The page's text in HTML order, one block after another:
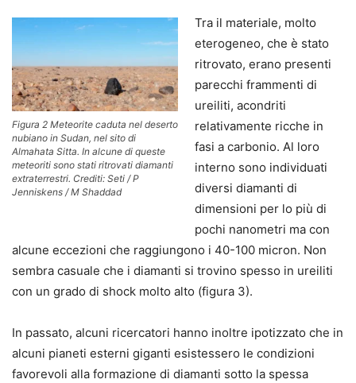
Figura 2 Meteorite caduta nel deserto
nubiano in Sudan, nel sito di
Almahata Sitta. In alcune di queste
meteoriti sono stati ritrovati diamanti
extraterrestri. Crediti: Seti / P
Jenniskens / M Shaddad
Tra il materiale, molto
eterogeneo, che è stato
ritrovato, erano presenti
parecchi frammenti di
ureiliti, acondriti
relativamente ricche in
fasi a carbonio. Al loro
interno sono individuati
diversi diamanti di
dimensioni per lo più di
pochi nanometri ma con
alcune eccezioni che raggiungono i 40-100 micron. Non
sembra casuale che i diamanti si trovino spesso in ureiliti
con un grado di shock molto alto (figura 3).
In passato, alcuni ricercatori hanno inoltre ipotizzato che in
alcuni pianeti esterni giganti esistessero le condizioni
favorevoli alla formazione di diamanti sotto la spessa